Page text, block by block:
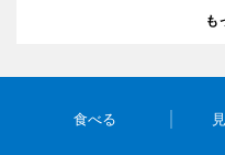
も
食べる